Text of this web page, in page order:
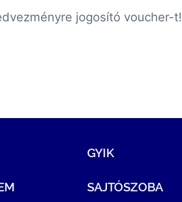
jogosító voucher-t!
GYIK
SAJTÓSZOBA